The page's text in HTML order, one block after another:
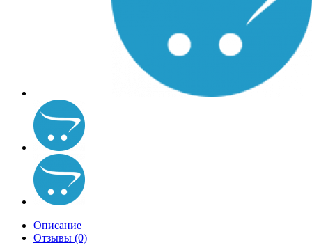
Описание
Отзывы (0)